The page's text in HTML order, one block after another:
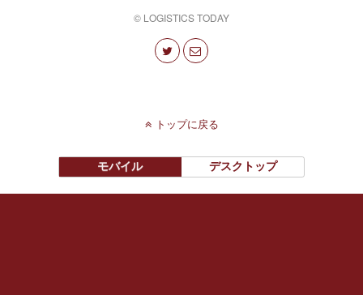
© LOGISTICS TODAY
トップに戻る
モバイル デスクトップ